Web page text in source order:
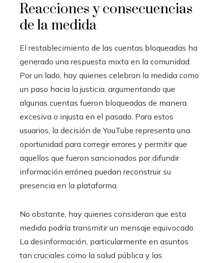
Reacciones y consecuencias
de la medida
El restablecimiento de las cuentas bloqueadas ha
generado una respuesta mixta en la comunidad.
Por un lado, hay quienes celebran la medida como
un paso hacia la justicia, argumentando que
algunas cuentas fueron bloqueadas de manera
excesiva o injusta en el pasado. Para estos
usuarios, la decisión de YouTube representa una
oportunidad para corregir errores y permitir que
aquellos que fueron sancionados por difundir
información errónea puedan reconstruir su
presencia en la plataforma.
No obstante, hay quienes consideran que esta
medida podría transmitir un mensaje equivocado.
La desinformación, particularmente en asuntos
tan cruciales como la salud pública y las